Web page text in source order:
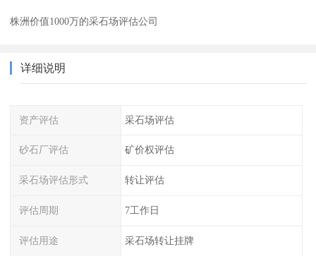
株洲价值1000万的采石场评估公司
详细说明
资产评估 采石场评估
砂石厂评估 矿价权评估
采石场评估形式 转让评估
评估周期 7工作日
评估用途 采石场转让挂牌